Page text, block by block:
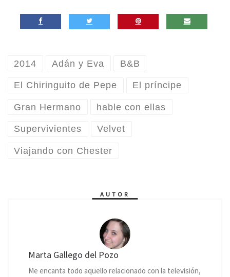
2014 Adán y Eva B&B
El Chiringuito de Pepe El príncipe
Gran Hermano hable con ellas
Supervivientes Velvet
Viajando con Chester
AUTOR
Marta Gallego del Pozo
Me encanta todo aquello relacionado con la televisión,